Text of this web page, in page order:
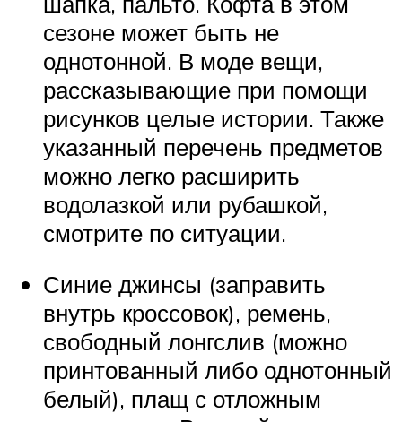
сезоне может быть не
однотонной. В моде вещи,
рассказывающие при помощи
рисунков целые истории. Также
указанный перечень предметов
можно легко расширить
водолазкой или рубашкой,
смотрите по ситуации.
Синие джинсы (заправить
внутрь кроссовок), ремень,
свободный лонгслив (можно
принтованный либо однотонный
белый), плащ с отложным